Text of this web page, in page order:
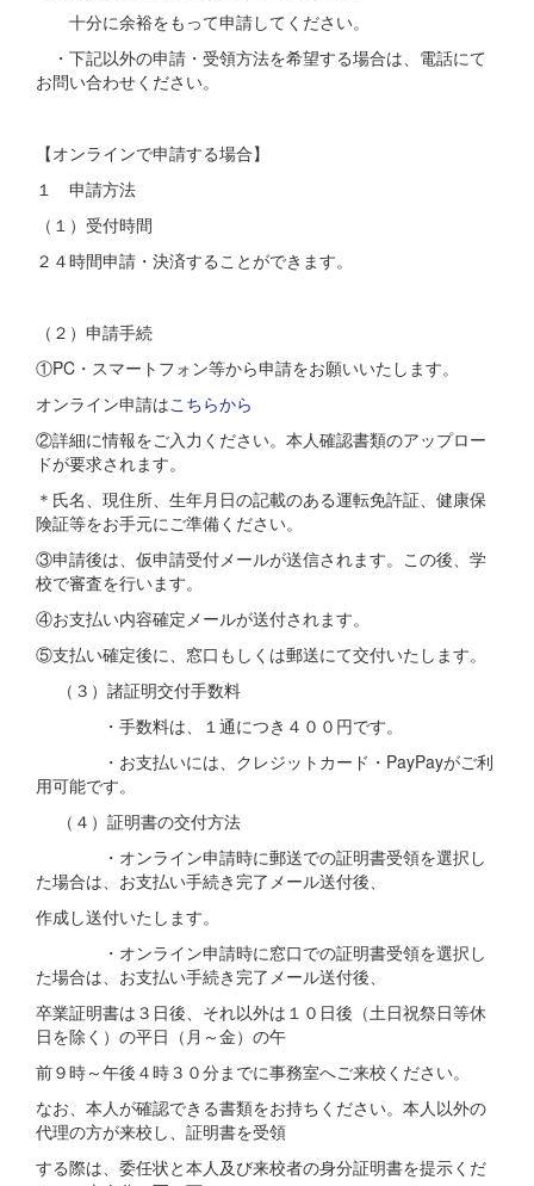
十分に余裕をもって申請してください。
・下記以外の申請・受領方法を希望する場合は、電話にて
お問い合わせください。
【オンラインで申請する場合】
１ 申請方法
（１）受付時間
２４時間申請・決済することができます。
（２）申請手続
①PC・スマートフォン等から申請をお願いいたします。
オンライン申請はこちらから
②詳細に情報をご入力ください。本人確認書類のアップロー
ドが要求されます。
＊氏名、現住所、生年月日の記載のある運転免許証、健康保
険証等をお手元にご準備ください。
③申請後は、仮申請受付メールが送信されます。この後、学
校で審査を行います。
④お支払い内容確定メールが送付されます。
⑤支払い確定後に、窓口もしくは郵送にて交付いたします。
（３）諸証明交付手数料
・手数料は、１通につき４００円です。
・お支払いには、クレジットカード・PayPayがご利
用可能です。
（４）証明書の交付方法
・オンライン申請時に郵送での証明書受領を選択し
た場合は、お支払い手続き完了メール送付後、
作成し送付いたします。
・オンライン申請時に窓口での証明書受領を選択し
た場合は、お支払い手続き完了メール送付後、
卒業証明書は３日後、それ以外は１０日後（土日祝祭日等休
日を除く）の平日（月～金）の午
前９時～午後４時３０分までに事務室へご来校ください。
なお、本人が確認できる書類をお持ちください。本人以外の
代理の方が来校し、証明書を受領
する際は、委任状と本人及び来校者の身分証明書を提示くだ